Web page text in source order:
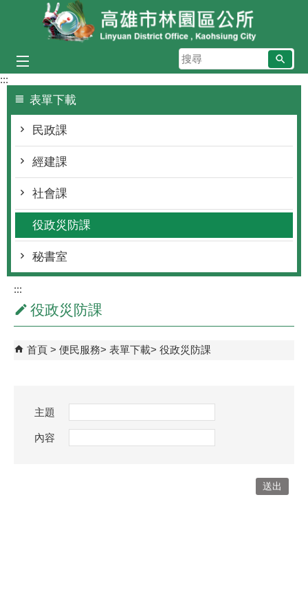
跳到主要內容區塊
搜
尋
:::
表單下載
民政課
經建課
社會課
役政災防課
秘書室
:::
役政災防課
首頁 便民服務 表單下載 役政災防課
主題
內容